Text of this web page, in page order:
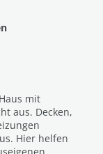
mit
aus. Decken,
Hier helfen